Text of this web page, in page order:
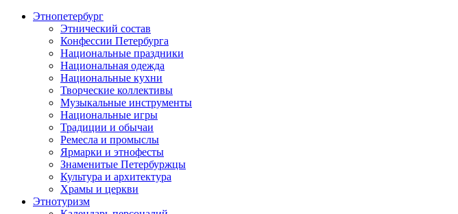
Этнопетербург
Этнический состав
Конфессии Петербурга
Национальные праздники
Национальная одежда
Национальные кухни
Творческие коллективы
Музыкальные инструменты
Национальные игры
Традиции и обычаи
Ремесла и промыслы
Ярмарки и этнофесты
Знаменитые Петербуржцы
Культура и архитектура
Храмы и церкви
Этнотуризм